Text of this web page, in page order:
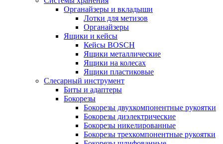
Органайзеры и вкладыши
Лотки для метизов
Органайзеры
Ящики и кейсы
Кейсы BOSCH
Ящики металлические
Ящики на колесах
Ящики пластиковые
Слесарный инструмент
Биты и адаптеры
Бокорезы
Бокорезы двухкомпонентные рукоятки
Бокорезы диэлектрические
Бокорезы никелированные
Бокорезы трехкомпонентные рукоятки